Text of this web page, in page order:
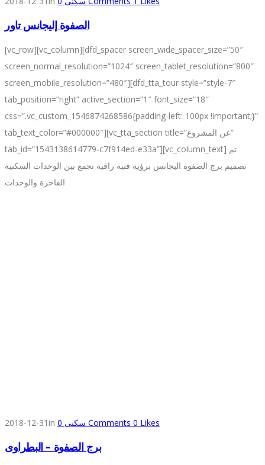
الصفوة إليجانس تاور
[vc_row][vc_column][dfd_spacer screen_wide_spacer_size=”50″
screen_normal_resolution=”1024″ screen_tablet_resolution=”800″
screen_mobile_resolution=”480″][dfd_tta_tour style=”style-7″
tab_position=”right” active_section=”1″ font_size=”18″
css=”.vc_custom_1546874268586{padding-left: 100px !important;}”
tab_text_color=”#000000″][vc_tta_section title=”عن المشروع”
tab_id=”1543138614779-c7f914ed-e33a”][vc_column_text] تم
تصميم برج الصفوة اليجانس برؤية فنية راقية تجمع بين الوحدات السكنية
الفاخرة والوحدات
2018-12-31 in سكنى 0 Comments 0 Likes
برج الصفوة – البطراوى